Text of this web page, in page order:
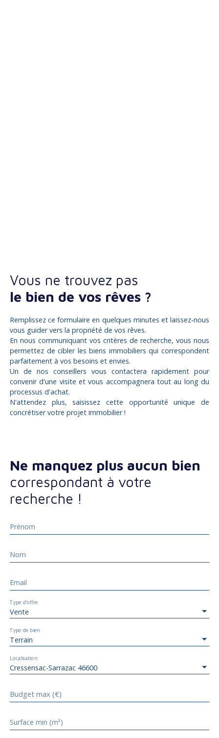
Vous ne trouvez pas
le bien de vos rêves ?
Remplissez ce formulaire en quelques minutes et laissez-nous
vous guider vers la propriété de vos rêves.
En nous communiquant vos critères de recherche, vous nous
permettez de cibler les biens immobiliers qui correspondent
parfaitement à vos besoins et envies.
Un de nos conseillers vous contactera rapidement pour
convenir d'une visite et vous accompagnera tout au long du
processus d'achat.
N'attendez plus, saisissez cette opportunité unique de
concrétiser votre projet immobilier !
Ne manquez plus aucun bien
correspondant à votre
recherche !
Prénom
Nom
Email
Vente
Type d'offre
Terrain
Type de bien
Cressensac-Sarrazac 46600
Localisation
Budget max (€)
Surface min (m²)